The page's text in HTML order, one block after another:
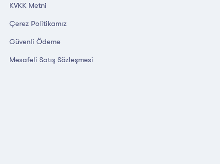
KVKK Metni
Çerez Politikamız
Güvenli Ödeme
Mesafeli Satış Sözleşmesi